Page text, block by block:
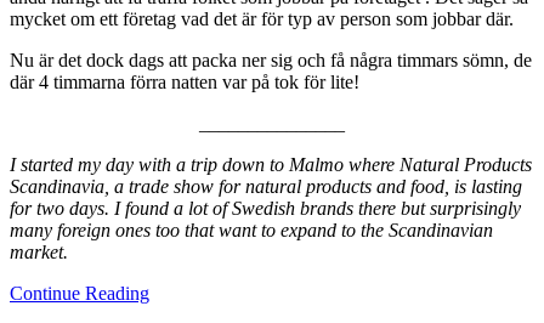
mycket om ett företag vad det är för typ av person som jobbar där.
Nu är det dock dags att packa ner sig och få några timmars sömn, de
där 4 timmarna förra natten var på tok för lite!
I started my day with a trip down to Malmo where Natural Products
Scandinavia, a trade show for natural products and food, is lasting
for two days. I found a lot of Swedish brands there but surprisingly
many foreign ones too that want to expand to the Scandinavian
market.
Continue Reading